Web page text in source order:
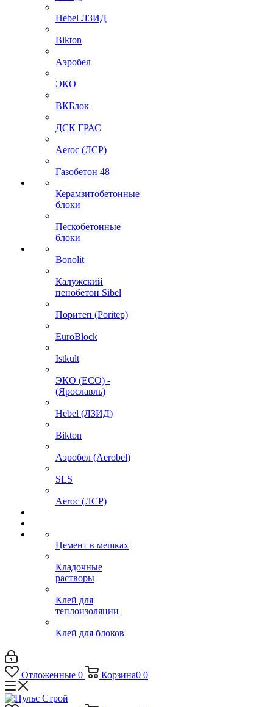
Hebel ЛЗИД
Bikton
Аэробел
ЭКО
ВКБлок
ДСК ГРАС
Aeroc (ЛСР)
Газобетон 48
Керамзитобетонные
блоки
Пескобетонные
блоки
Bonolit
Калужский
пенобетон Sibel
Поритеп (Poritep)
EuroBlock
Istkult
ЭКО (ECO) -
(Ярославль)
Hebel (ЛЗИД)
Bikton
Аэробел (Aerobel)
SLS
Aeroc (ЛСР)
Цемент в мешках
Кладочные
растворы
Клей для
теплоизоляции
Клей для блоков
Отложенные 0 Корзина0 0